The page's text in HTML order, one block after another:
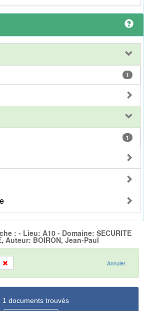
1
1
: - Lieu: A10 - Domaine: SECURITE
Auteur: BOIRON, Jean-Paul
Annuler
1 documents trouvés